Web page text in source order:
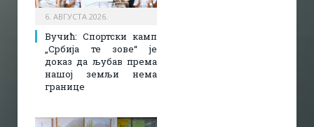
6. АВГУСТА 2026.
Вучић: Спортски камп
„Србија те зове“ је
доказ да љубав према
нашој земљи нема
границе